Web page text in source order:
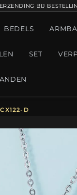
BIJ
BEDELS
SET
D